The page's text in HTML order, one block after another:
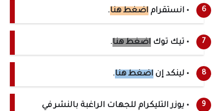
• انستقرام اضغط هنا.
• تيك توك اضغط هنا.
• لينكد إن اضغط هنا.
• يوزر التليكرام للجهات الراغبة بالنشر في